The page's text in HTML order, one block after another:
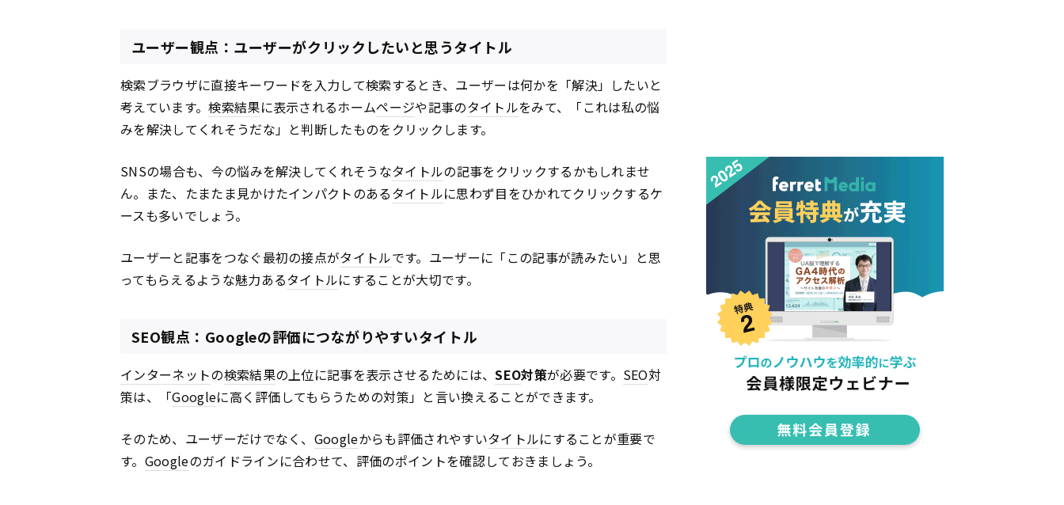
ユーザー観点：ユーザーがクリックしたいと思うタイトル
検索ブラウザに直接キーワードを入力して検索するとき、ユーザーは何かを「解決」したいと
考えています。検索結果に表示されるホームページや記事のタイトルをみて、「これは私の悩
みを解決してくれそうだな」と判断したものをクリックします。
SNSの場合も、今の悩みを解決してくれそうなタイトルの記事をクリックするかもしれませ
ん。また、たまたま見かけたインパクトのあるタイトルに思わず目をひかれてクリックするケ
ースも多いでしょう。
ユーザーと記事をつなぐ最初の接点がタイトルです。ユーザーに「この記事が読みたい」と思
ってもらえるような魅力あるタイトルにすることが大切です。
SEO観点：Googleの評価につながりやすいタイトル
インターネットの検索結果の上位に記事を表示させるためには、SEO対策が必要です。 SEO対
策は、「Googleに高く評価してもらうための対策」と言い換えることができます。
そのため、ユーザーだけでなく、 Googleからも評価されやすいタイトルにすることが重要で
す。 Googleのガイドラインに合わせて、評価のポイントを確認しておきましょう。